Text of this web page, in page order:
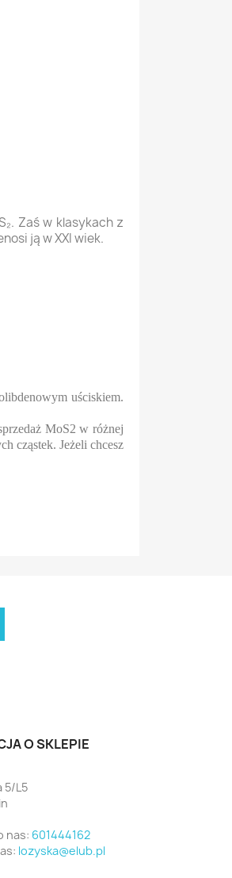
Zaś w klasykach z
ją w XXI wiek.
uściskiem.
MoS2 w różnej
cząstek. Jeżeli chcesz
O SKLEPIE
5/L5
nas: 601444162
lozyska@elub.pl